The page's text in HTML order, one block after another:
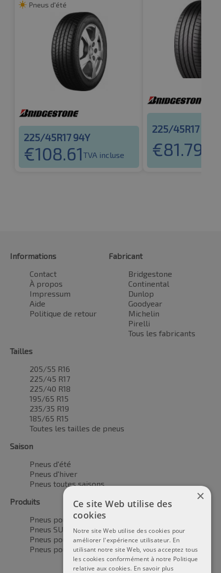
Pneus d'été
225/45R17 94Y
€108.61 TVA incluse
225/45R17 94Y
€81.79
Informations
Contact
À propos
Impressum
Aide
Politique de retour
Fabricant
Bridgestone
Continental
Dunlop
Goodyear
Michelin
Pirelli
Tous les fabricants
Tailles
205/55 R16
225/45 R17
225/40 R18
195/65 R15
235/35 R19
185/65 R15
Toutes les tailles de pneus
Saison
Pneus d'été
Pneus d'hiver
Pneus toutes saisons
Produits
Pneus pour voitures
Pneus SUV / 4x4
Pneus pour camionnettes
Pneus pour motos
×
Ce site Web utilise des
cookies
Notre site Web utilise des cookies pour
améliorer l'expérience utilisateur. En
utilisant notre site Web, vous acceptez tous
les cookies conformément à notre Politique
relative aux cookies. En savoir plus